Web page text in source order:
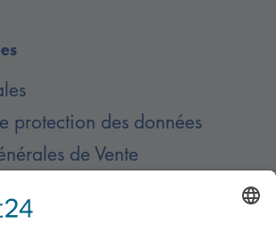
protection des données
de Vente